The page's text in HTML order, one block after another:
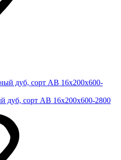
дуб, сорт АВ 16х200х600-2800